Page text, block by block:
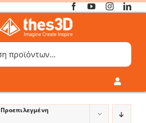
Online 3D Printing
Toggle
Καλάθι
Προεπιλεγμένη